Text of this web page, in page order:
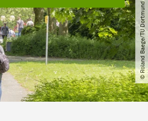
© Roland Baege​/​TU Dortmund